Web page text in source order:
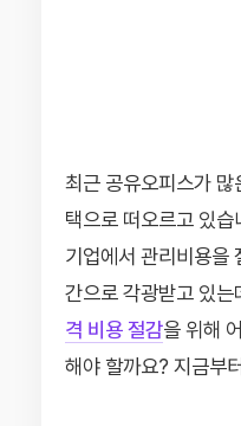
최근 공유오피스가
택으로 떠오르고 있
기업에서 관리비용을
간으로 각광받고 있는
격 비용 절감을 위해
해야 할까요? 지금부